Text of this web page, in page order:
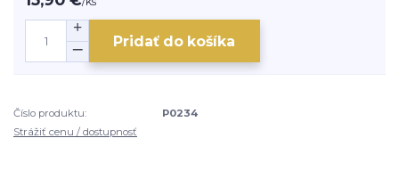
Pridať do košíka
Číslo produktu:
P0234
Strážiť cenu / dostupnosť